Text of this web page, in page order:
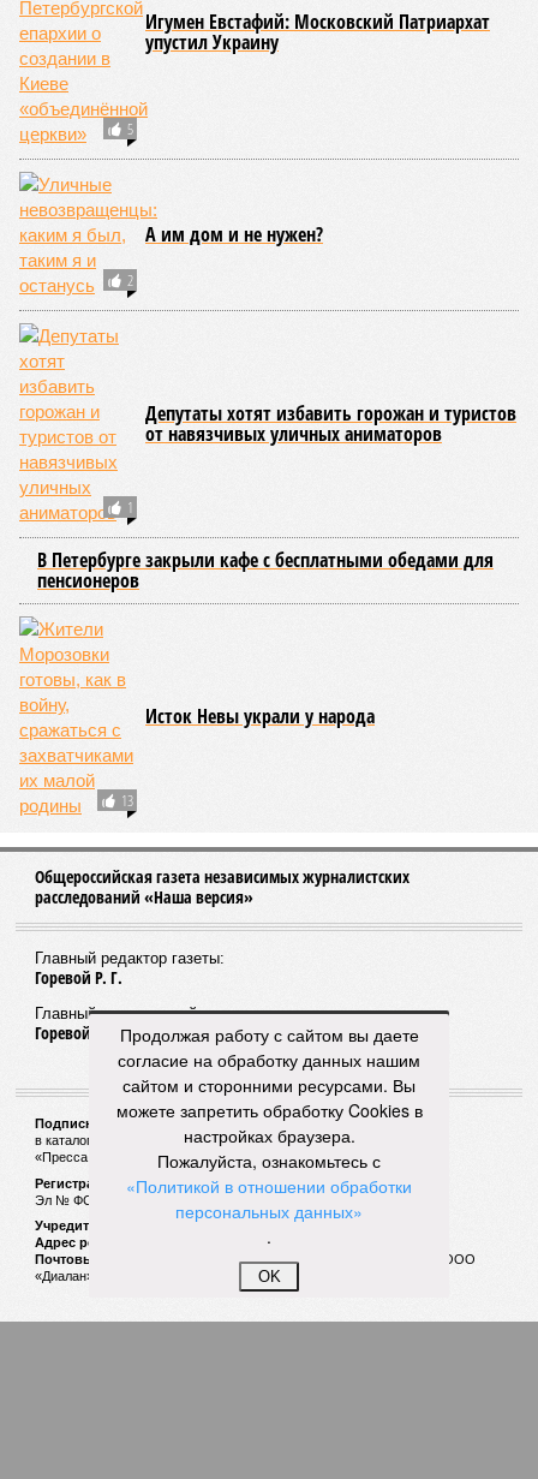
США с «маской
Бэтмена»
ПОСЛЕДНИЕ НОВОСТИ
17:48
Петербурские врачи завершили оперативное
лечение девочки из США с «маской Бэтмена»
16:03
Срок ремонта на внешнем кольце КАД продлили до
середины ноября
06/08
Названы самые популярные специальности у
абитуриентов в Ленинградской области
05/08
глубокий лифт для пассажиров
04/08
На петербургских АЗС отменили большинство
ограничений
СЛУЧАЙНЫЕ СТАТЬИ
Петербурженка узнала в электрике серийного
насильника и убийцу
Похоронная реформа: союз бандерши и Лампаса?
В Ленобласти решили зачистить муниципальные
Продолжая работу с сайтом вы даете
согласие на обработку данных нашим
сайтом и сторонними ресурсами. Вы
можете запретить обработку Cookies в
настройках браузера.
Пожалуйста, ознакомьтесь с
«Политикой в отношении обработки
персональных данных»
.
OK